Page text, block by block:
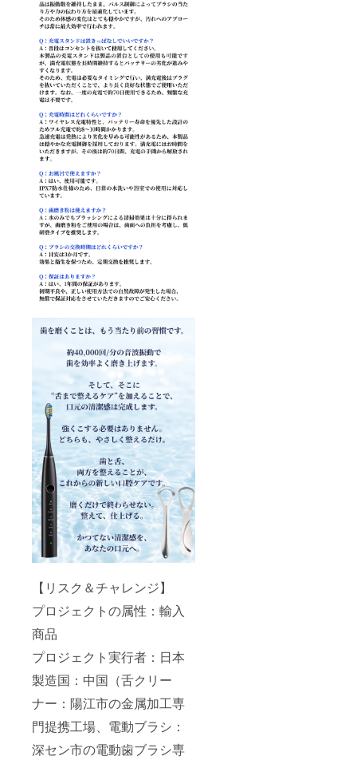
【リスク＆チャレンジ】
プロジェクトの属性：輸入
商品
プロジェクト実行者：日本
製造国：中国（舌クリー
ナー：陽江市の金属加工専
門提携工場、電動ブラシ：
深セン市の電動歯ブラシ専